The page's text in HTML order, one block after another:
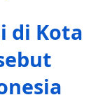
di Kota